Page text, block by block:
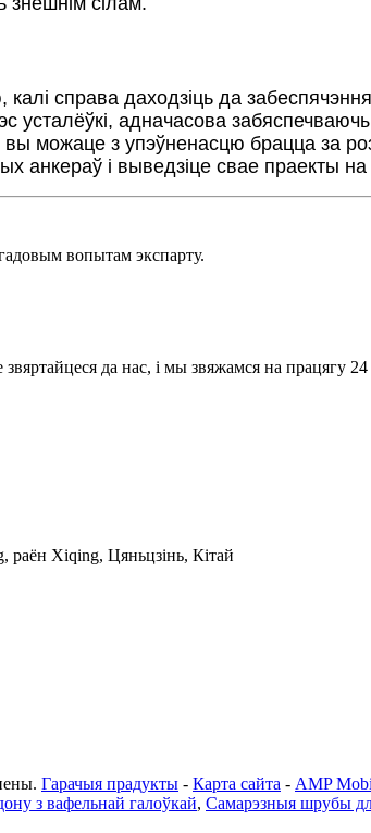
справа даходзіць да
усталёўкі, адначасова
вы можаце з упэўненасцю брацца за
анкераў і выведзіце свае праекты на
вопытам экспарту.
да нас, і мы звяжамся на працягу 24
раён Xiqing, Цяньцзінь, Кітай
Гарачыя прадукты - Карта сайта - AMP
з вафельнай галоўкай, Самарэзныя шрубы